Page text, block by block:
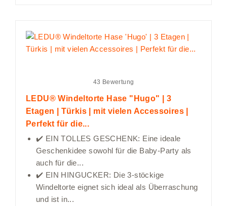
43 Bewertung
LEDU® Windeltorte Hase "Hugo" | 3
Etagen | Türkis | mit vielen Accessoires |
Perfekt für die...
✔️ EIN TOLLES GESCHENK: Eine ideale
Geschenkidee sowohl für die Baby-Party als
auch für die...
✔️ EIN HINGUCKER: Die 3-stöckige
Windeltorte eignet sich ideal als Überraschung
und ist in...